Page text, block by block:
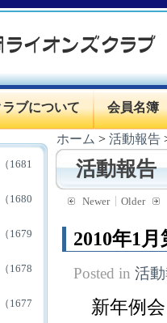
ブについて 会員名簿
ホーム >活動報告
活動報告
Newer Older
2010年1
Posted in活
新年例
1681
1680
1679
1678
1677